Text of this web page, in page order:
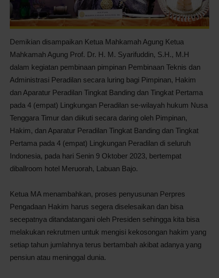
Demikian disampaikan Ketua Mahkamah Agung Ketua
Mahkamah Agung Prof. Dr. H. M. Syarifuddin, S.H., M.H
dalam kegiatan pembinaan pimpinan Pembinaan Teknis dan
Administrasi Peradilan secara luring bagi Pimpinan, Hakim
dan Aparatur Peradilan Tingkat Banding dan Tingkat Pertama
pada 4 (empat) Lingkungan Peradilan se-wilayah hukum Nusa
Tenggara Timur dan diikuti secara daring oleh Pimpinan,
Hakim, dan Aparatur Peradilan Tingkat Banding dan Tingkat
Pertama pada 4 (empat) Lingkungan Peradilan di seluruh
Indonesia, pada hari Senin 9 Oktober 2023, bertempat
diballroom hotel Meruorah, Labuan Bajo.
Ketua MA menambahkan, proses penyusunan Perpres
Pengadaan Hakim harus segera diselesaikan dan bisa
secepatnya ditandatangani oleh Presiden sehingga kita bisa
melakukan rekrutmen untuk mengisi kekosongan hakim yang
setiap tahun jumlahnya terus bertambah akibat adanya yang
pensiun atau meninggal dunia.